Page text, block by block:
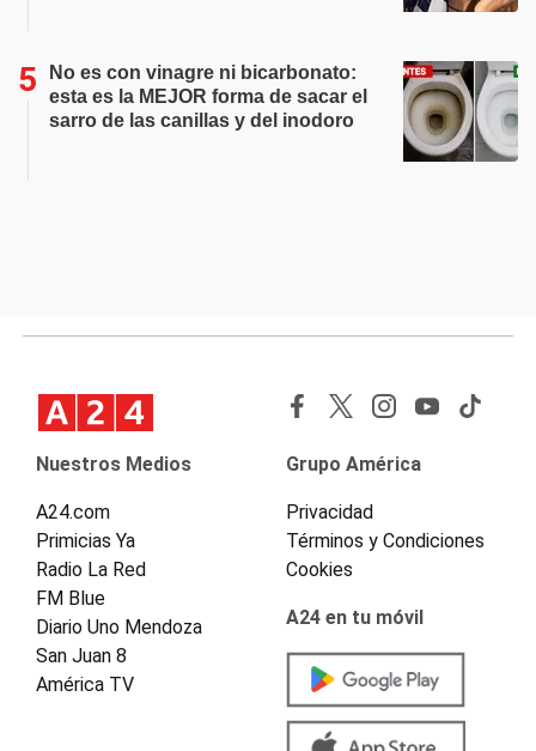
No es con vinagre ni bicarbonato:
esta es la MEJOR forma de sacar el
sarro de las canillas y del inodoro
Nuestros Medios
A24.com
Primicias Ya
Radio La Red
FM Blue
Diario Uno Mendoza
San Juan 8
América TV
Grupo América
Privacidad
Términos y Condiciones
Cookies
A24 en tu móvil